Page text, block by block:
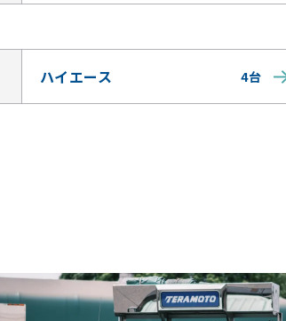
ハイエース 4台